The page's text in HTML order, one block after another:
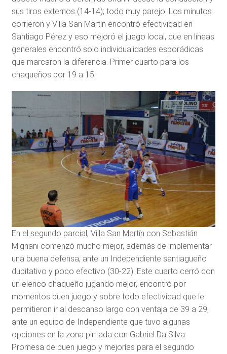
sus tiros externos (14-14); todo muy parejo. Los minutos
corrieron y Villa San Martín encontró efectividad en
Santiago Pérez y eso mejoró el juego local, que en líneas
generales encontró solo individualidades esporádicas
que marcaron la diferencia. Primer cuarto para los
chaqueños por 19 a 15.
En el segundo parcial, Villa San Martín con Sebastián
Mignani comenzó mucho mejor, además de implementar
una buena defensa, ante un Independiente santiagueño
dubitativo y poco efectivo (30-22). Este cuarto cerró con
un elenco chaqueño jugando mejor, encontró por
momentos buen juego y sobre todo efectividad que le
permitieron ir al descanso largo con ventaja de 39 a 29,
ante un equipo de Independiente que tuvo algunas
opciones en la zona pintada con Gabriel Da Silva.
Promesa de buen juego y mejorías para el segundo